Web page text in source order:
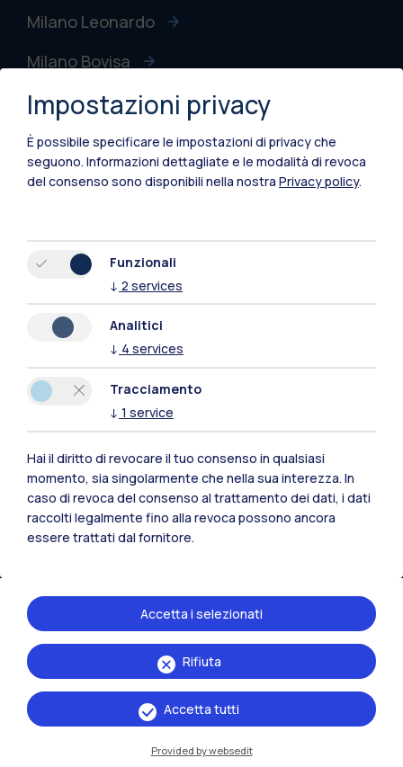
Milano Leonardo
Milano Bovisa
Cremona
Lecco
Mantova
Xi'an
Naviga il sito
Contattaci
Politecnico di Milano, Piazza Leonardo da Vinci 32, 20133 Milano | P.IVA
04376620151 - C.F. 80057930150
Impostazioni privacy
È possibile specificare le impostazioni di privacy che
seguono. Informazioni dettagliate e le modalità di revoca
del consenso sono disponibili nella nostra Privacy policy.
Funzionali
↓ 2 services
Analitici
↓ 4 services
Tracciamento
↓ 1 service
Hai il diritto di revocare il tuo consenso in qualsiasi
momento, sia singolarmente che nella sua interezza. In
caso di revoca del consenso al trattamento dei dati, i dati
raccolti legalmente fino alla revoca possono ancora
essere trattati dal fornitore.
Rifiuta
Accetta i selezionati
Accetta tutti
Provided by websedit